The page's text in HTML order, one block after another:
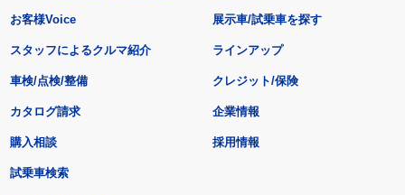
お客様Voice
スタッフによるクルマ紹介
展示車/試乗車を探す
ラインアップ
車検/点検/整備 クレジット/保険
カタログ請求
購入相談
試乗車検索
企業情報
採用情報